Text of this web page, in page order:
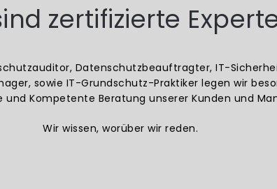
zertifizierte
Datenschutzbeauftragter, IT-
sowie IT-Grundschutz-Praktiker legen wir
und Kompetente Beratung unserer Kunden und
Wir wissen, worüber wir reden.